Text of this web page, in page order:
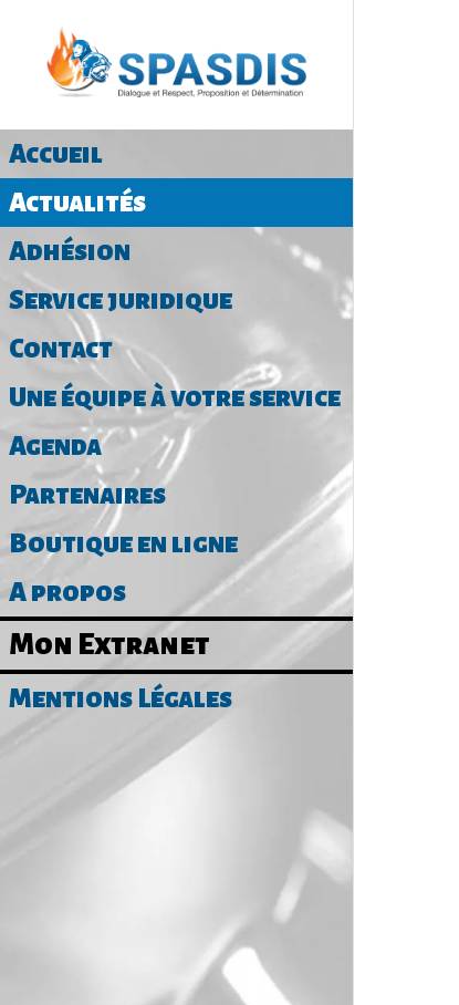
Accueil
Actualités
Adhésion
Service juridique
Contact
Une équipe à votre service
Agenda
Partenaires
Boutique en ligne
A propos
Mon Extranet
Mentions Légales